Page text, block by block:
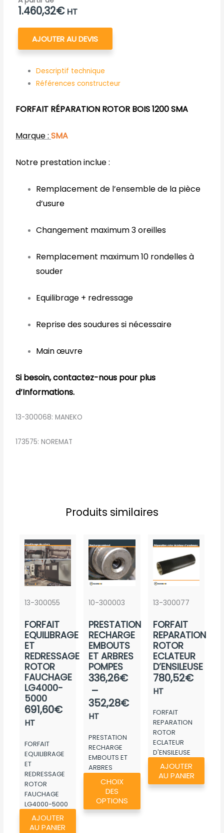
1.460,32€ HT
AJOUTER AU DEVIS
Descriptif technique
Références constructeur
FORFAIT RÉPARATION ROTOR BOIS 1200 SMA
Marque :SMA
Notre prestation inclue :
Remplacement de l’ensemble de la pièce
d’usure
Changement maximum 3 oreilles
Remplacement maximum 10 rondelles à
souder
Equilibrage + redressage
Reprise des soudures si nécessaire
Main œuvre
Si besoin, contactez-nous pour plus
d’Informations.
13-300068: MANEKO
173575: NOREMAT
Produits similaires
13-300055
FORFAIT
EQUILIBRAGE
ET
REDRESSAGE
ROTOR
FAUCHAGE
LG4000-
5000
691,60€
HT
FORFAIT
EQUILIBRAGE
ET
REDRESSAGE
ROTOR
FAUCHAGE
LG4000-5000
AJOUTER
AU PANIER
10-300003
PRESTATION
RECHARGE
EMBOUTS
ET ARBRES
POMPES
336,26€
–
352,28€
Plage
prix :
336,26€
352,28€
HT
PRESTATION
RECHARGE
EMBOUTS ET
ARBRES
POMPES
CHOIX
DES
OPTIONS
Ce
produit
plusieurs
13-300077
FORFAIT
REPARATION
ROTOR
ECLATEUR
D’ENSILEUSE
780,52€
HT
FORFAIT
REPARATION
ROTOR
ECLATEUR
D'ENSILEUSE
AJOUTER
AU PANIER